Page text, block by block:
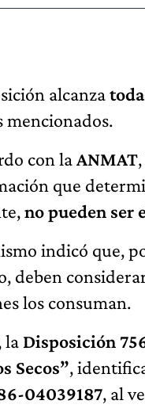
alcanza
mencionados.
con laANMAT
que
no pueden ser
indicó que,
deben
los consuman.
la Disposición
Secos”,
04039187, al